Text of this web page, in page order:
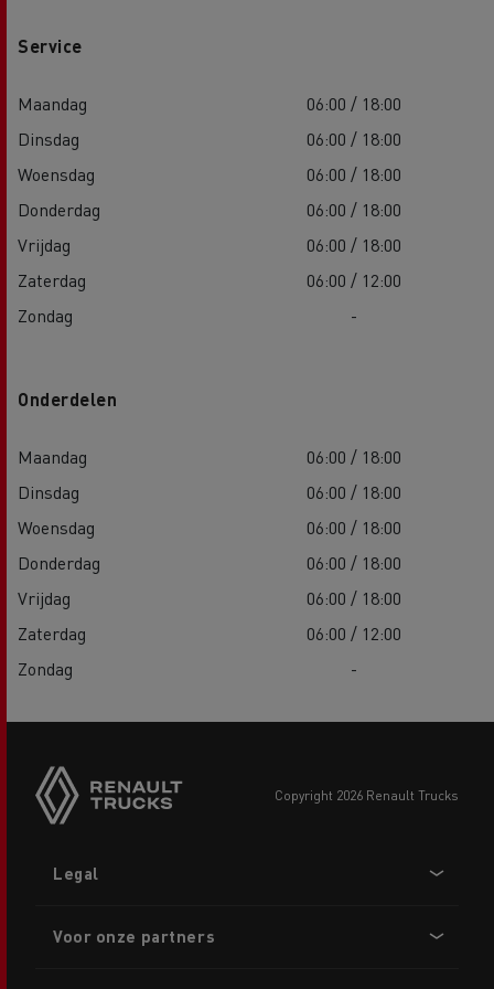
Service
Maandag
06:00 / 18:00
Dinsdag
06:00 / 18:00
Woensdag
06:00 / 18:00
Donderdag
06:00 / 18:00
Vrijdag
06:00 / 18:00
Zaterdag
06:00 / 12:00
Zondag
-
Onderdelen
Maandag
06:00 / 18:00
Dinsdag
06:00 / 18:00
Woensdag
06:00 / 18:00
Donderdag
06:00 / 18:00
Vrijdag
06:00 / 18:00
Zaterdag
06:00 / 12:00
Zondag
-
copyright 2026 Renault Trucks
menu
Legal
Voor onze partners